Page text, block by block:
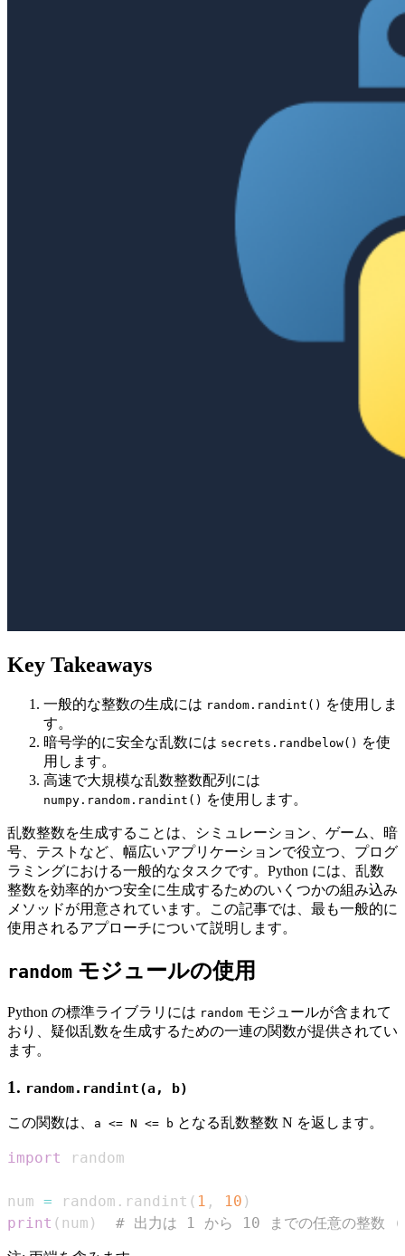
Key Takeaways
一般的な整数の生成には random.randint() を使用しま
す。
暗号学的に安全な乱数には secrets.randbelow() を使
用します。
高速で大規模な乱数整数配列には
numpy.random.randint() を使用します。
乱数整数を生成することは、シミュレーション、ゲーム、暗
号、テストなど、幅広いアプリケーションで役立つ、プログ
ラミングにおける一般的なタスクです。Python には、乱数
整数を効率的かつ安全に生成するためのいくつかの組み込み
メソッドが用意されています。この記事では、最も一般的に
使用されるアプローチについて説明します。
random モジュールの使用
Python の標準ライブラリには random モジュールが含まれて
おり、疑似乱数を生成するための一連の関数が提供されてい
ます。
1. random.randint(a, b)
この関数は、 a <= N <= b となる乱数整数 N を返します。
import
num = random . randint ( 1 , 10 )
print ( num ) # 出力は 1 から 10 までの任意の整数 (